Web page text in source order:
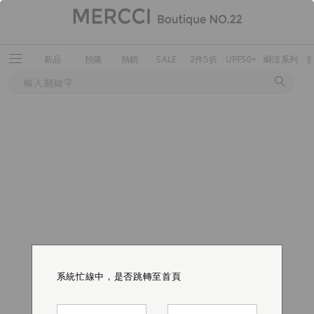
新品 預購 熱銷 SALE 2件5折 UPF50+ 瞬涼系列
系統忙線中，是否跳轉至首頁
系統忙線中，是否跳轉至首頁
系統忙線中，是否跳轉至首頁
系統忙線中，是否跳轉至首頁
系統忙線中，是否跳轉至首頁